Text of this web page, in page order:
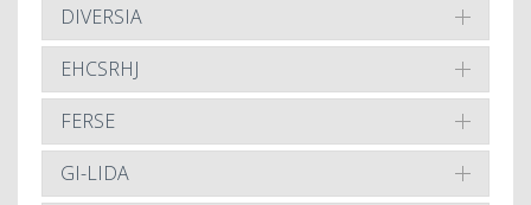
DIVERSIA
EHCSRHJ
FERSE
GI-LIDA